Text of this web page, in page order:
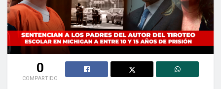
0
COMPARTIDO